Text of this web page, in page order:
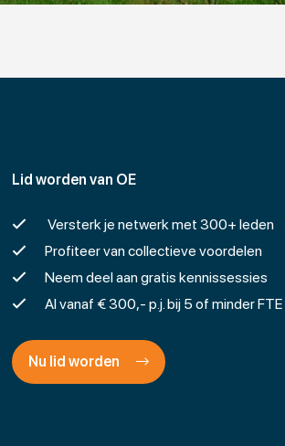
Lid worden van OE
Versterk je netwerk met 300+ leden
Profiteer van collectieve voordelen
Neem deel aan gratis kennissessies
Al vanaf € 300,- p.j. bij 5 of minder FTE
Nu lid worden